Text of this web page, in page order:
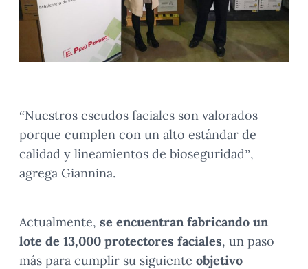
“Nuestros escudos faciales son valorados
porque cumplen con un alto estándar de
calidad y lineamientos de bioseguridad”,
agrega Giannina.
Actualmente, se encuentran fabricando un
lote de 13,000 protectores faciales, un paso
más para cumplir su siguiente objetivo